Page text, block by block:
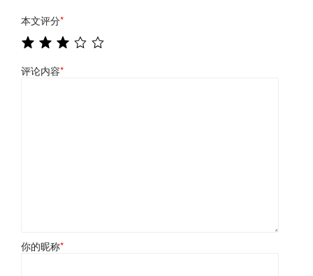
本文评分*
评论内容*
你的昵称*